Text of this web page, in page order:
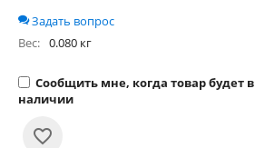
Задать вопрос
Вес: 0.080 кг
Сообщить мне, когда товар будет в
наличии